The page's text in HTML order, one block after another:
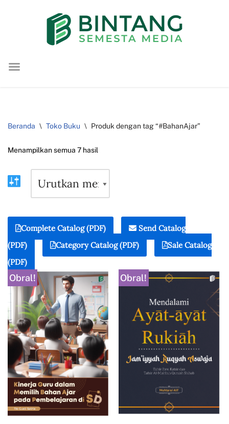
konten
Beranda \ Toko Buku \ Produk dengan tag “#BahanAjar”
Menampilkan semua 7 hasil
Complete Catalog (PDF)
Send Catalog
(PDF)
Category Catalog (PDF)
Sale Catalog
(PDF)
Obral! Obral!